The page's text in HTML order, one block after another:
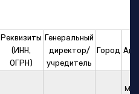
Реквизиты
(ИНН,
ОГРН)
Генеральный
директор/
учредитель
Город